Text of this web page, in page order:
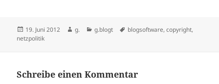
Veröffentlicht
am
19. Juni 2012 Autor
g. Kategorien
g.blogt Schlagwörter
blogsoftware,copyright,
netzpolitik
Schreibe einen Kommentar